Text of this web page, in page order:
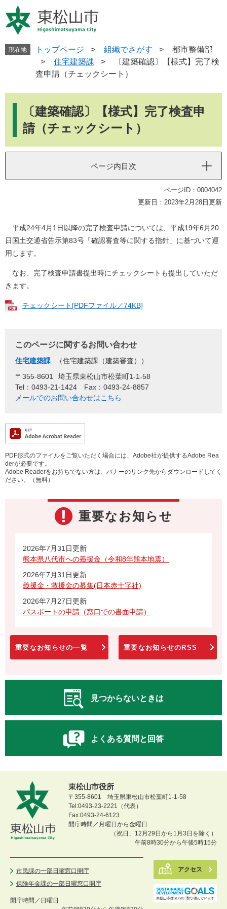
ー
ジ
ニ
ュ
現在地 トップページ > 組織でさがす >
都市整備部
>
住宅建築課 >
〔建築確認〕【様式】完了検
査申請（チェックシート）
〔建築確認〕【様式】完了検査申
請（チェックシート）
ページ内目次
ページID：0004042
更新日：2023年2月28日更新
平成24年4月1日以降の完了検査申請については、平成19年6月20
日国土交通省告示第83号「確認審査等に関する指針」に基づいて運
用します。
なお、完了検査申請書提出時にチェックシートも提出していただ
きます。
チェックシート[PDFファイル／74KB]
このページに関するお問い合わせ
住宅建築課
住宅建築課（建築審査）
〒355-8601
埼玉県東松山市松葉町1-1-58
Tel：0493-21-1424
Fax：0493-24-8857
メールでのお問い合わせはこちら
PDF形式のファイルをご覧いただく場合には、Adobe社が提供するAdobe Rea
derが必要です。
Adobe Readerをお持ちでない方は、バナーのリンク先からダウンロードしてく
ださい。（無料）
重要なお知らせ
2026年7月31日更新
熊本県八代市への義援金（令和8年熊本地震）
2026年7月31日更新
義援金・救援金の募集(日本赤十字社)
2026年7月27日更新
パスポートの申請（窓口での書面申請）
重要なお知らせの一覧 重要なお知らせのRSS
見つからないときは
よくある質問と回答
東松山市役所
〒355-8601 埼玉県東松山市松葉町1-1-58
Tel:0493-23-2221（代表）
Fax:0493-24-6123
開庁時間／月曜日から金曜日
（祝日、12月29日から1月3日を除く）
午前8時30分から午後5時15分
市民課の一部日曜窓口開庁
保険年金課の一部日曜窓口開庁
開庁時間／ 日曜日
アクセス